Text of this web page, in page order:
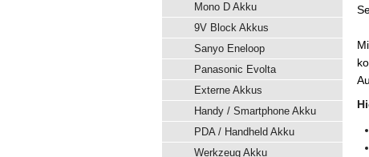
Mono D Akku
9V Block Akkus
Sanyo Eneloop
Panasonic Evolta
Externe Akkus
Handy / Smartphone Akku
PDA / Handheld Akku
Werkzeug Akku